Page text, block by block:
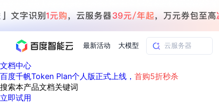
最新活动 大模型 产品 解决方案
查看全部活动
进入千帆大模型平台
百度智能云全部产品
全部解决方案
AI
应
与
应
智
了解定价
文档与社区
了解合作伙伴体系
进入服务与支持
云智一体3.0
文档中心
百度千帆Token Plan个人版正式上线， 首购5折秒杀
搜索本产品文档关键词
立即试用